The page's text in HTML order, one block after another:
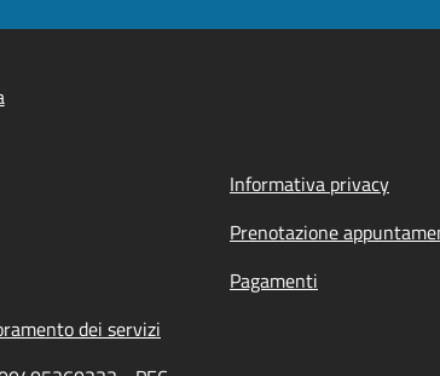
Informativa privacy
Prenotazione
Pagamenti
dei servizi